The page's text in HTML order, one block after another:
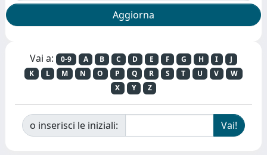
Vai a: 0-9 A B C D E F G H I
J
K
L M N O P Q R S T U V
W
X
Y Z
o inserisci le iniziali: